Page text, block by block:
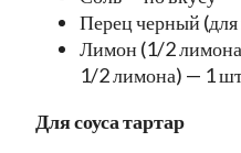
Перец черный
Лимон (1/2 лимона
1/2 лимона) — 1
Для соуса тартар